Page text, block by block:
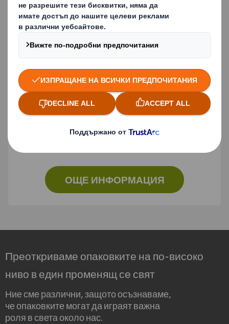
ОЩЕ ИНФОРМАЦИЯ
General contact
Ако не сте журналист или редактор,
моля, кликнете тук за нашия общ
ОЩЕ ИНФОРМАЦИЯ
Преоткриваме опаковките на по-високо
ниво в един променящ се свят
Ние сме различни, защото осъзнаваме,
че опаковките могат да играят важна
роля в света около нас.